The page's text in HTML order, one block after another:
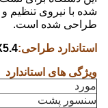
شده با نیروی تنظیم
طراحی شده است.
استاندارد طراحی:
ویژگی های استاندارد
مورد
سنسور پشت